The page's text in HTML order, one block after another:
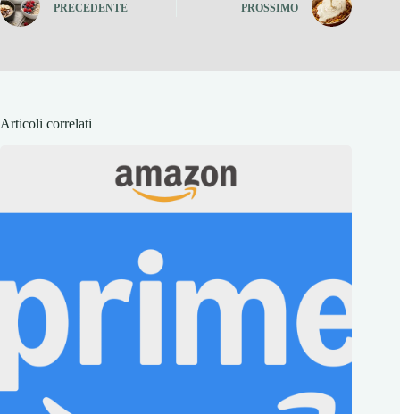
PRECEDENTE PROSSIMO
Articoli correlati